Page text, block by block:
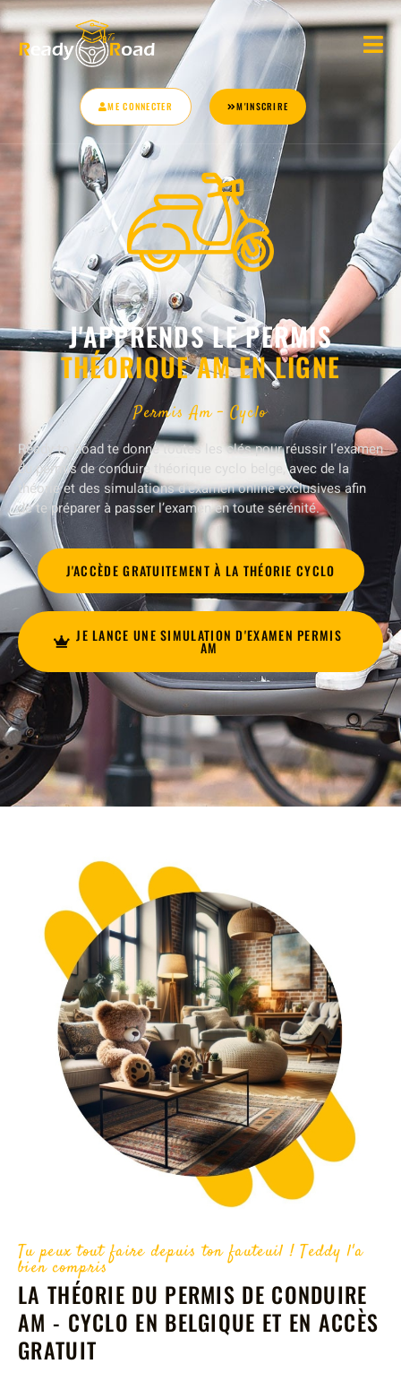
ME CONNECTER M'INSCRIRE
J'APPRENDS LE PERMIS
THÉORIQUE AM EN LIGNE
Permis Am - Cyclo
Ready to Road te donne toutes les clés pour réussir l’examen
du permis de conduire théorique cyclo belge, avec de la
théorie et des simulations d’examen online exclusives afin
de te préparer à passer l’examen en toute sérénité.
J'ACCÈDE GRATUITEMENT À LA THÉORIE CYCLO
JE LANCE UNE SIMULATION D'EXAMEN PERMIS
AM
Tu peux tout faire depuis ton fauteuil ! Teddy l'a
bien compris
LA THÉORIE DU PERMIS DE CONDUIRE
AM - CYCLO EN BELGIQUE ET EN ACCÈS
GRATUIT